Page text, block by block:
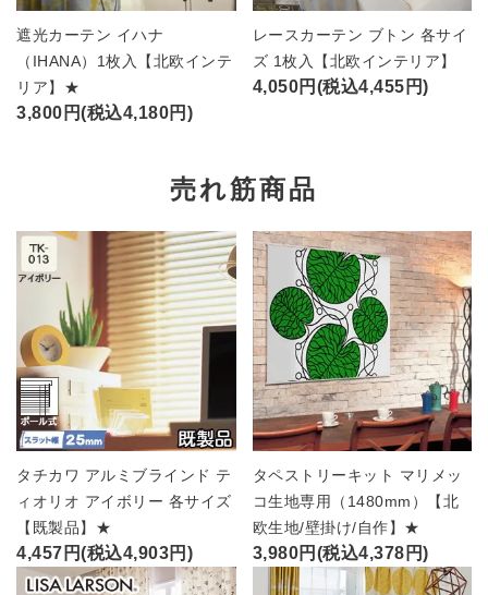
遮光カーテン イハナ
（IHANA）1枚入【北欧インテ
リア】★
3,800円(税込4,180円)
レースカーテン ブトン 各サイ
ズ 1枚入【北欧インテリア】
4,050円(税込4,455円)
売れ筋商品
タチカワ アルミブラインド テ
ィオリオ アイボリー 各サイズ
【既製品】★
4,457円(税込4,903円)
タペストリーキット マリメッ
コ生地専用（1480mm）【北
欧生地/壁掛け/自作】★
3,980円(税込4,378円)